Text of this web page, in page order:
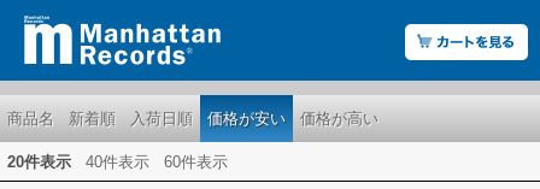
商品名 新着順 入荷日順 価格が安い 価格が高い
20件表示 40件表示 60件表示